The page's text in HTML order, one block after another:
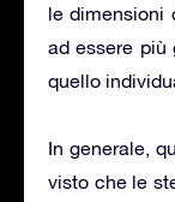
le dimensioni
ad essere più
quello
In generale,
visto che le